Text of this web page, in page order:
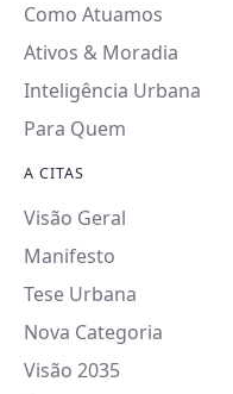
Como Atuamos
Ativos & Moradia
Inteligência Urbana
Para Quem
A CITAS
Visão Geral
Manifesto
Tese Urbana
Nova Categoria
Visão 2035